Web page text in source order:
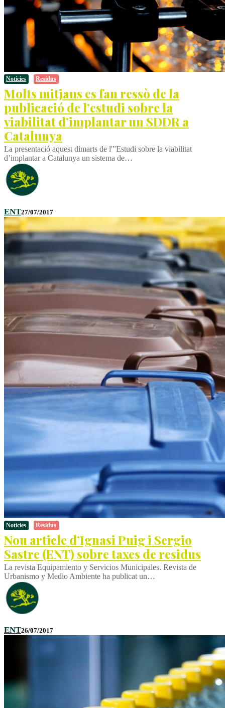
Notícies Residus
Molts mitjans es fan ressò de la
publicació de l’estudi sobre la
viabilitat d’implantar un SDDR a
Catalunya
La presentació aquest dimarts de l'”Estudi sobre la viabilitat
d’implantar a Catalunya un sistema de…
ENT27/07/2017
Notícies Residus
Nou article d’Ignasi Puig i Sergio
Sastre (ENT) sobre taxes de residus
La revista Equipamiento y Servicios Municipales. Revista de
Urbanismo y Medio Ambiente ha publicat un…
ENT26/07/2017